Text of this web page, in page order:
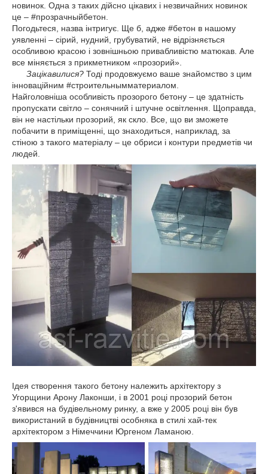
новинок. Одна з таких дійсно цікавих і незвичайних новинок
це – #прозрачныйбетон.
Погодьтеся, назва інтригує. Ще б, адже #бетон в нашому
уявленні – сірий, нудний, грубуватий, не відрізняється
особливою красою і зовнішньою привабливістю матюкав. Але
все міняється з прикметником «прозорий».
Зацікавилися? Тоді продовжуємо ваше знайомство з цим
інноваційним #строительнымматериалом.
Найголовніша особливість прозорого бетону – це здатність
пропускати світло – сонячний і штучне освітлення. Щоправда,
він не настільки прозорий, як скло. Все, що ви зможете
побачити в приміщенні, що знаходиться, наприклад, за
стіною з такого матеріалу – це обриси і контури предметів чи
людей.
Ідея створення такого бетону належить архітектору з
Угорщини Арону Лаконши, і в 2001 році прозорий бетон
з'явився на будівельному ринку, а вже у 2005 році він був
використаний в будівництві особняка в стилі хай-тек
архітектором з Німеччини Юргеном Ламаною.